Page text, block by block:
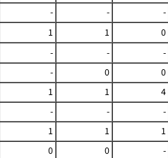
- - -
1 1
0
- -
-
- 0 0
1 1 4
- - -
1 1 1
0 0 -